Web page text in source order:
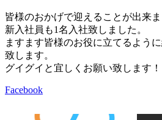
皆様のおかげで迎えることが出来ま
新入社員も1名入社致しました。
ますます皆様のお役に立てるよう
致します。
グイグイと宜しくお願い致します！
Facebook